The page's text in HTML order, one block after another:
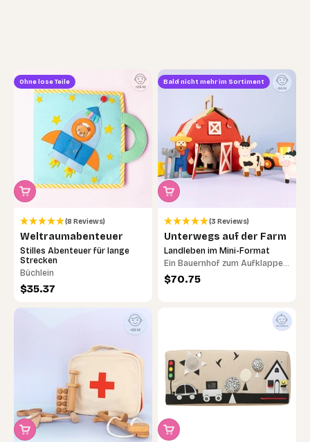
Ohne lose Teile
(8 Reviews)
Weltraumabenteuer
Stilles Abenteuer für lange
Strecken
Büchlein
Angebot
$35.37
Bald nicht mehr im Sortiment
(3 Reviews)
Unterwegs auf der Farm
Landleben im Mini-Format
Ein Bauernhof zum Aufklappen
– erlebe spannende
Angebot
$70.75